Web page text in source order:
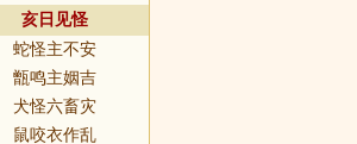
亥日见怪
蛇怪主不安
甑鸣主姻吉
犬怪六畜灾
鼠咬衣作乱